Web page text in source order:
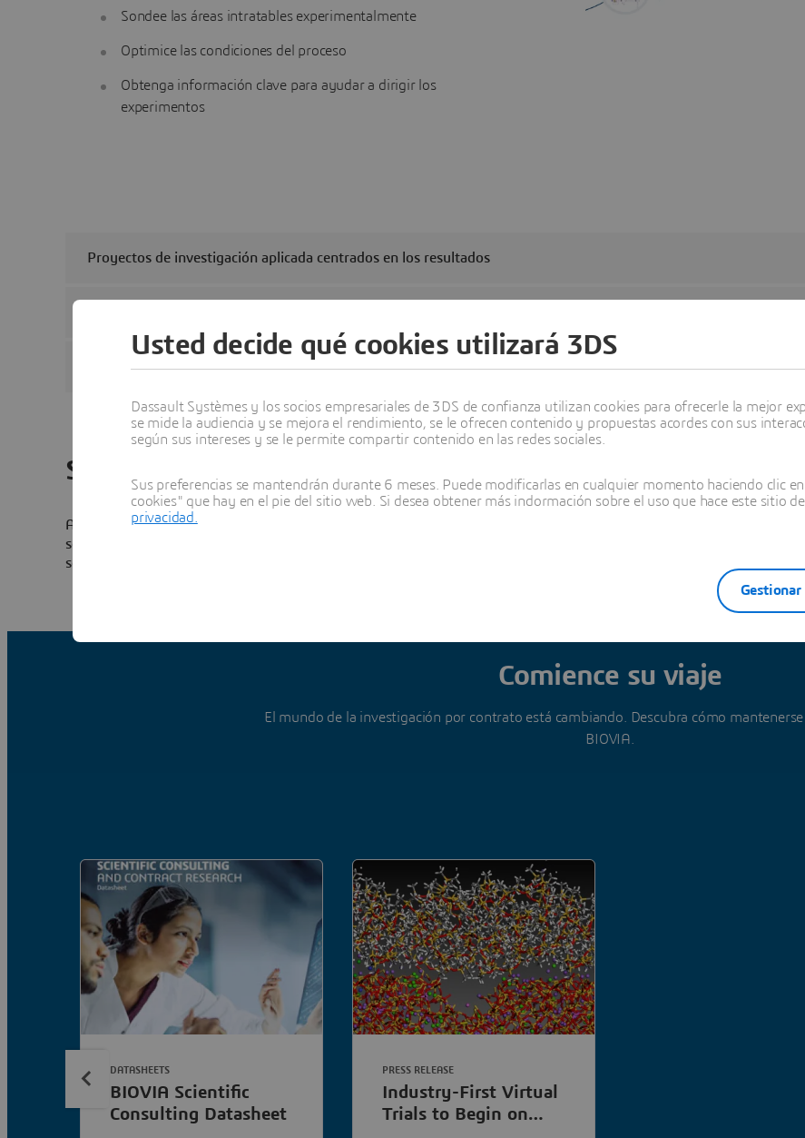
Sondee las áreas intratables experimentalmente
Optimice las condiciones del proceso
Obtenga información clave para ayudar a dirigir los
experimentos
Proyectos de investigación aplicada centrados en los resultados
Orientación avanzada
Su paso siguiente
Aplique una tecnología de software potente de la Deep Science y su experiencia y conocimientos a los desafíos
son críticos para el negocio bajo la más estricta confidencialidad. Para más información, envíe
seleccionando "Scientific Research" en Domain of Interest y "Contract Research" en la sección Comments.
Comience su viaje
El mundo de la investigación por contrato está cambiando. Descubra cómo
BIOVIA.
BIOVIA Scientific
Consulting Datasheet
DATASHEETS
Industry-First Virtual
Trials to Begin on
PRESS RELEASE
Usted decide qué cookies utilizará 3DS
Dassault Systèmes y los socios empresariales de 3DS de confianza utilizan cookies para ofrecerle la mejor
se mide la audiencia y se mejora el rendimiento, se le ofrecen contenido y propuestas acordes con sus
según sus intereses y se le permite compartir contenido en las redes sociales.
Sus preferencias se mantendrán durante 6 meses. Puede modificarlas en cualquier momento haciendo clic
cookies" que hay en el pie del sitio web. Si desea obtener más indormación sobre el uso que hace este sitio
privacidad.
Gestionar